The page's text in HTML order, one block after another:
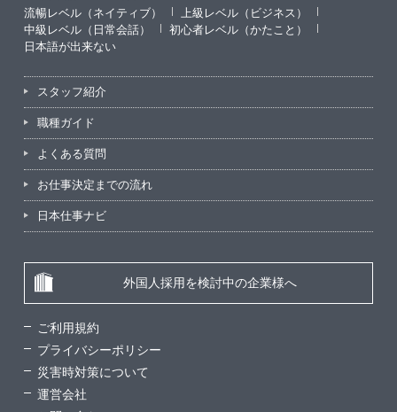
流暢レベル（ネイティブ）
上級レベル（ビジネス）
中級レベル（日常会話）
初心者レベル（かたこと）
日本語が出来ない
スタッフ紹介
職種ガイド
よくある質問
お仕事決定までの流れ
日本仕事ナビ
外国人採用を検討中の企業様へ
ご利用規約
プライバシーポリシー
災害時対策について
運営会社